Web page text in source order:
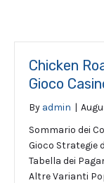
Chicken
Gioco
By admin |
Sommario dei
Gioco Strategie
Tabella dei
Altre Varianti